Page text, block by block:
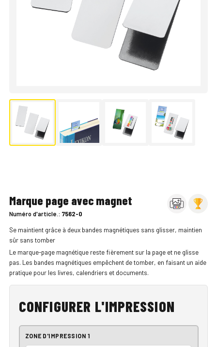
Marque page avec magnet
Numéro d'article.: 7562-0
Se maintient grâce à deux bandes magnétiques sans glisser, maintien
sûr sans tomber
Le marque-page magnétique reste fièrement sur la page et ne glisse
pas. Les bandes magnétiques empêchent de tomber, en faisant un aide
pratique pour les livres, calendriers et documents.
CONFIGURER L'IMPRESSION
ZONE D'IMPRESSION 1